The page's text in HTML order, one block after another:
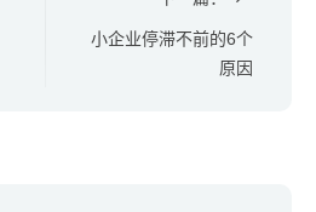
小企业停滞不前的6个
原因